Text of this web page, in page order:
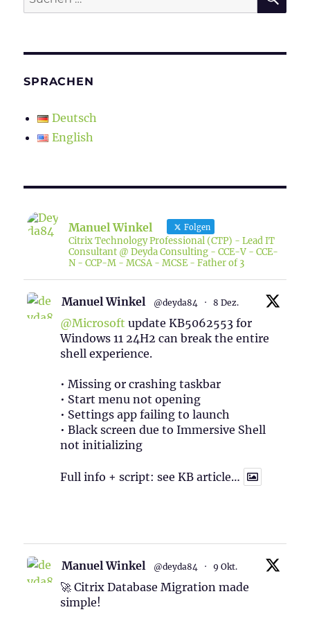
nach:
SPRACHEN
Deutsch
English
Manuel Winkel Folgen
Citrix Technology Professional (CTP) - Lead IT
Consultant @ Deyda Consulting - CCE-V - CCE-
N - CCP-M - MCSA - MCSE - Father of 3
Manuel Winkel @deyda84 · 8 Dez.
@Microsoft update KB5062553 for
Windows 11 24H2 can break the entire
shell experience.
• Missing or crashing taskbar
• Start menu not opening
• Settings app failing to launch
• Black screen due to Immersive Shell
not initializing
Full info + script: see KB article…
Manuel Winkel @deyda84 · 9 Okt.
🚀 Citrix Database Migration made
simple!